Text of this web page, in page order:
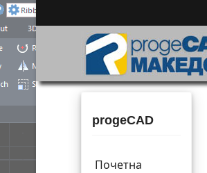
progeCAD
Почетна